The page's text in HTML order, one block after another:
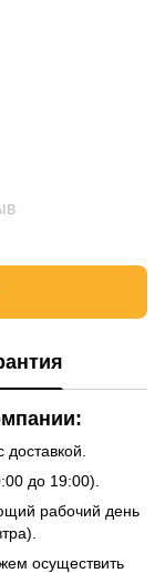
до 19:00).
рабочий день
осуществить